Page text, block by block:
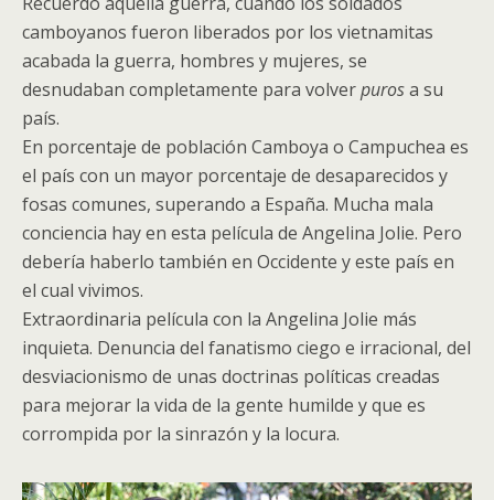
camboyanos fueron liberados por los vietnamitas
acabada la guerra, hombres y mujeres, se
desnudaban completamente para volverpurosa su
país.
En porcentaje de población Camboya o Campuchea es
el país con un mayor porcentaje de desaparecidos y
fosas comunes, superando a España. Mucha mala
conciencia hay en esta película de Angelina Jolie. Pero
debería haberlo también en Occidente y este país en
el cual vivimos.
Extraordinaria película con la Angelina Jolie más
inquieta. Denuncia del fanatismo ciego e irracional, del
desviacionismo de unas doctrinas políticas creadas
para mejorar la vida de la gente humilde y que es
corrompida por la sinrazón y la locura.